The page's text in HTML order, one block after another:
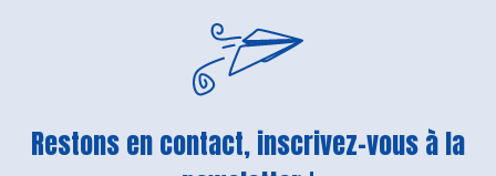
Restons en contact, inscrivez-vous à la